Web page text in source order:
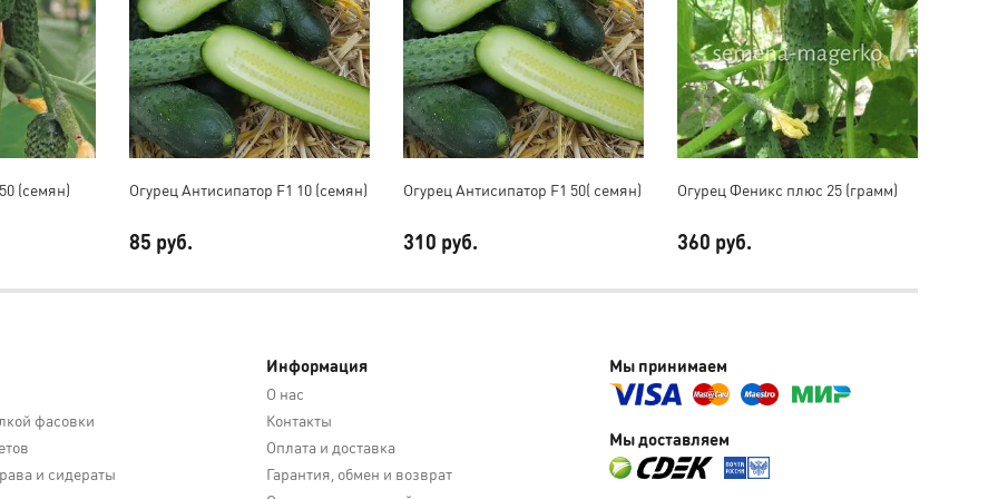
(семян) Огурец Антисипатор F1 10 (семян)
85 руб.
Огурец Антисипатор F1 50( семян)
310 руб.
Огурец Феникс плюс 25 (грамм)
360 руб.
фасовки
и сидераты
Информация
О нас
Контакты
Оплата и доставка
Гарантия, обмен и возврат
Мы принимаем
Мы доставляем